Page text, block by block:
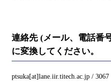
連絡先 (メール、電話番
に変換してください。
ptsuka[at]lane.iir.titech.ac.jp / 3067